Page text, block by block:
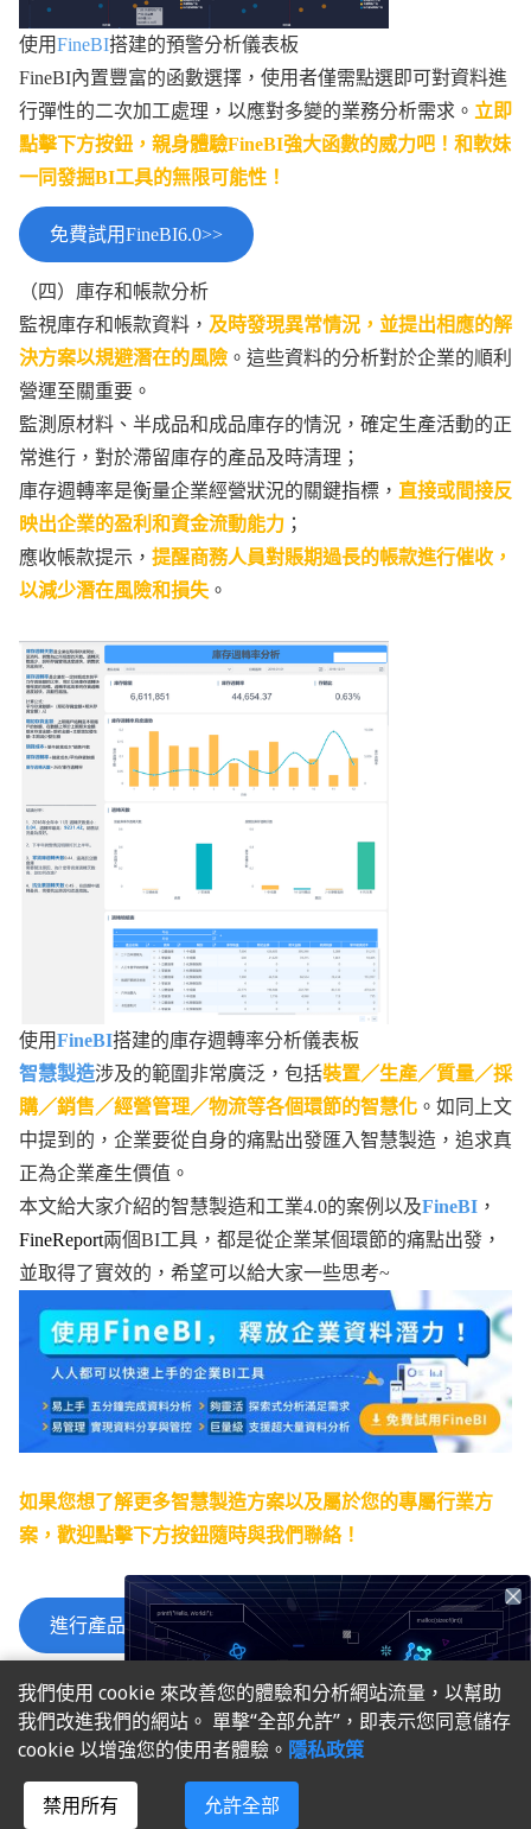
使用FineBI搭建的預警分析儀表板
FineBI內置豐富的函數選擇，使用者僅需點選即可對資料進
行彈性的二次加工處理，以應對多變的業務分析需求。 立即
點擊下方按鈕，親身體驗FineBI強大函數的威力吧！和軟妹
一同發掘BI工具的無限可能性！
免費試用FineBI6.0>>
（四）庫存和帳款分析
監視庫存和帳款資料， 及時發現異常情況，並提出相應的解
決方案以規避潛在的風險 。這些資料的分析對於企業的順利
營運至關重要。
監測原材料、半成品和成品庫存的情況，確定生產活動的正
常進行，對於滯留庫存的產品及時清理；
庫存週轉率是衡量企業經營狀況的關鍵指標， 直接或間接反
映出企業的盈利和資金流動能力 ；
應收帳款提示， 提醒商務人員對賬期過長的帳款進行催收，
以減少潛在風險和損失 。
使用FineBI搭建的庫存週轉率分析儀表板
智慧製造涉及的範圍非常廣泛，包括裝置／生產／質量／採
購／銷售／經營管理／物流等各個環節的智慧化 。如同上文
中提到的，企業要從自身的痛點出發匯入智慧製造，追求真
正為企業產生價值。
本文給大家介紹的智慧製造和工業4.0的案例以及FineBI ，
FineReport兩個BI工具，都是從企業某個環節的痛點出發，
並取得了實效的，希望可以給大家一些思考~
如果您想了解更多智慧製造方案以及屬於您的專屬行業方
案，歡迎點擊下方按鈕隨時與我們聯絡！
進行產品咨詢&獲取更多行業方案>>
熱門文章推薦
我們使用 cookie 來改善您的體驗和分析網站流量，以幫助
我們改進我們的網站。 單擊“全部允許”，即表示您同意儲存
cookie 以增強您的使用者體驗。 隱私政策
禁用所有 允許全部